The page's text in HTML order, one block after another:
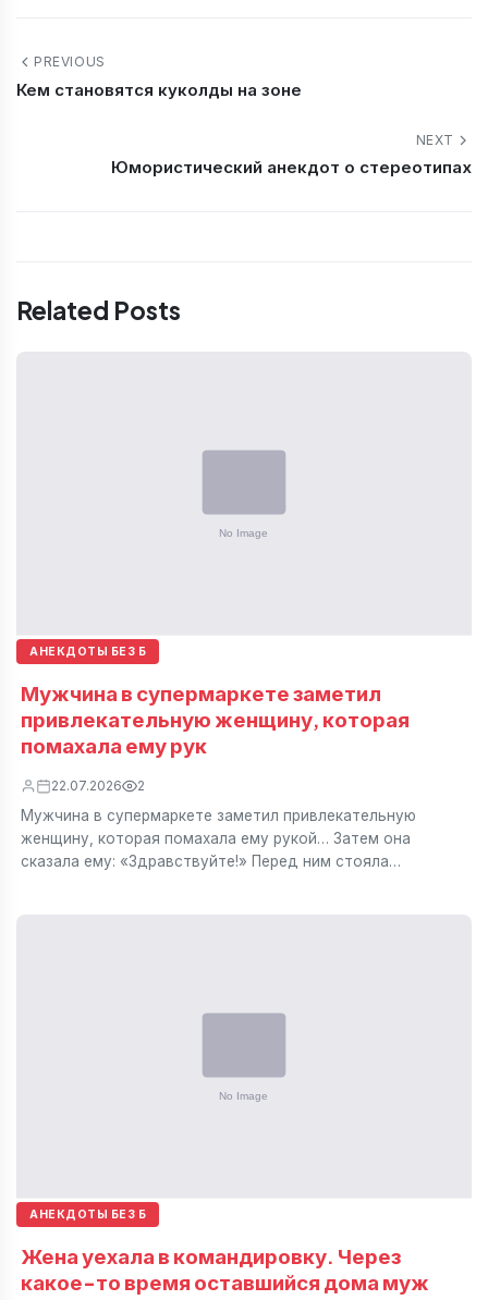
PREVIOUS
Кем становятся куколды на зоне
NEXT
Юмористический анекдот о стереотипах
Related Posts
АНЕКДОТЫ БЕЗ Б
Мужчина в супермаркете заметил
привлекательную женщину, которая
помахала ему рук
22.07.2026 2
Мужчина в супермаркете заметил привлекательную
женщину, которая помахала ему рукой… Затем она
сказала ему: «Здравствуйте!» Перед ним стояла…
АНЕКДОТЫ БЕЗ Б
Жена уехала в командировку. Через
какое-то время оставшийся дома муж